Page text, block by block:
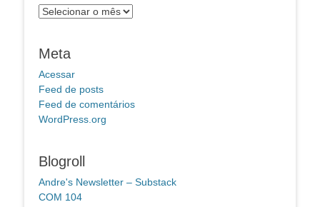
Arquivos
Meta
Acessar
Feed de posts
Feed de comentários
WordPress.org
Blogroll
Andre's Newsletter – Substack
COM 104